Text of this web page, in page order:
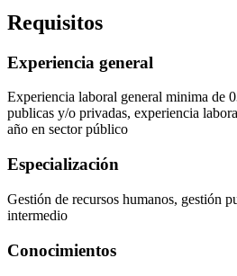
Requisitos
Experiencia general
Experiencia laboral general minima de
publicas y/o privadas, experiencia
año en sector público
Especialización
Gestión de recursos humanos, gestión
intermedio
Conocimientos